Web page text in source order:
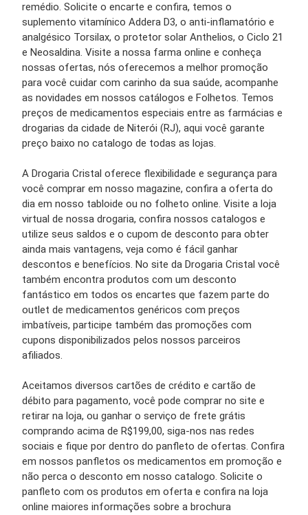
remédio. Solicite o encarte e confira, temos o
suplemento vitamínico Addera D3, o anti-inflamatório e
analgésico Torsilax, o protetor solar Anthelios, o Ciclo 21
e Neosaldina. Visite a nossa farma online e conheça
nossas ofertas, nós oferecemos a melhor promoção
para você cuidar com carinho da sua saúde, acompanhe
as novidades em nossos catálogos e Folhetos. Temos
preços de medicamentos especiais entre as farmácias e
drogarias da cidade de Niterói (RJ), aqui você garante
preço baixo no catalogo de todas as lojas.
A Drogaria Cristal oferece flexibilidade e segurança para
você comprar em nosso magazine, confira a oferta do
dia em nosso tabloide ou no folheto online. Visite a loja
virtual de nossa drogaria, confira nossos catalogos e
utilize seus saldos e o cupom de desconto para obter
ainda mais vantagens, veja como é fácil ganhar
descontos e benefícios. No site da Drogaria Cristal você
também encontra produtos com um desconto
fantástico em todos os encartes que fazem parte do
outlet de medicamentos genéricos com preços
imbatíveis, participe também das promoções com
cupons disponibilizados pelos nossos parceiros
afiliados.
Aceitamos diversos cartões de crédito e cartão de
débito para pagamento, você pode comprar no site e
retirar na loja, ou ganhar o serviço de frete grátis
comprando acima de R$199,00, siga-nos nas redes
sociais e fique por dentro do panfleto de ofertas. Confira
em nossos panfletos os medicamentos em promoção e
não perca o desconto em nosso catalogo. Solicite o
panfleto com os produtos em oferta e confira na loja
online maiores informações sobre a brochura